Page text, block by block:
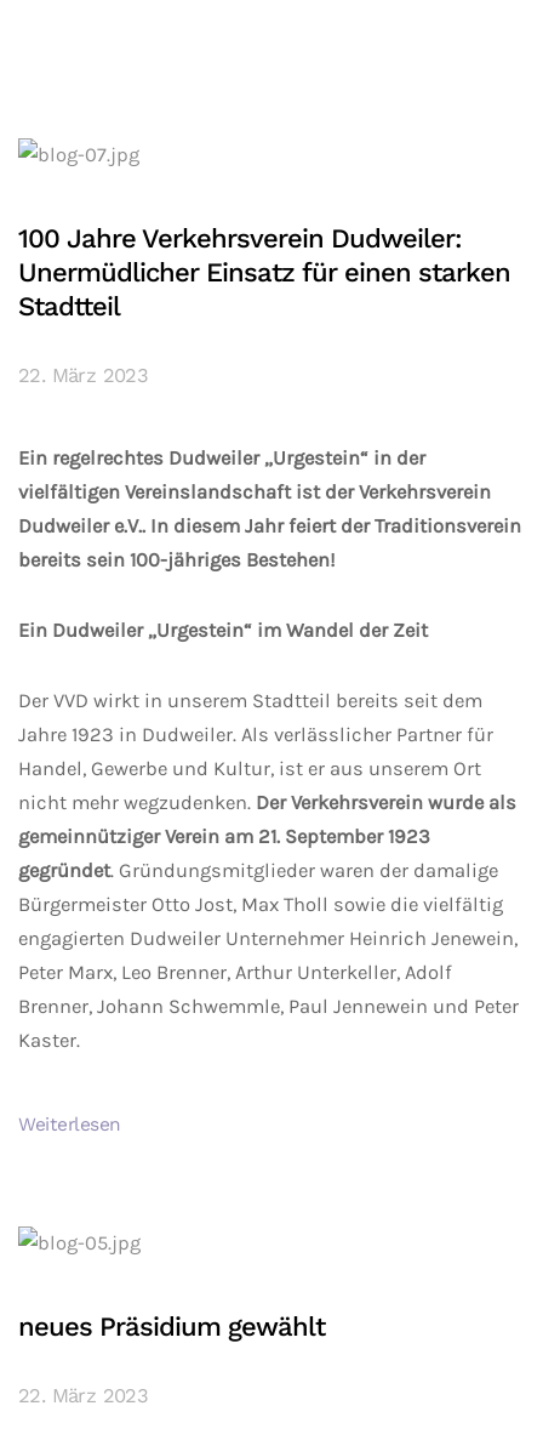
100 Jahre Verkehrsverein Dudweiler:
Unermüdlicher Einsatz für einen starken
Stadtteil
22. März 2023
Ein regelrechtes Dudweiler „Urgestein“ in der
vielfältigen Vereinslandschaft ist der Verkehrsverein
Dudweiler e.V.. In diesem Jahr feiert der Traditionsverein
bereits sein 100-jähriges Bestehen!
Ein Dudweiler „Urgestein“ im Wandel der Zeit
Der VVD wirkt in unserem Stadtteil bereits seit dem
Jahre 1923 in Dudweiler. Als verlässlicher Partner für
Handel, Gewerbe und Kultur, ist er aus unserem Ort
nicht mehr wegzudenken. Der Verkehrsverein wurde als
gemeinnütziger Verein am 21. September 1923
gegründet. Gründungsmitglieder waren der damalige
Bürgermeister Otto Jost, Max Tholl sowie die vielfältig
engagierten Dudweiler Unternehmer Heinrich Jenewein,
Peter Marx, Leo Brenner, Arthur Unterkeller, Adolf
Brenner, Johann Schwemmle, Paul Jennewein und Peter
Kaster.
Weiterlesen
neues Präsidium gewählt
22. März 2023